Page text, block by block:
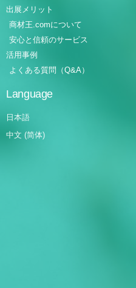
出展メリット
商材王.comについて
安心と信頼のサービス
活用事例
よくある質問（Q&A）
Language
日本語
中文 (简体)